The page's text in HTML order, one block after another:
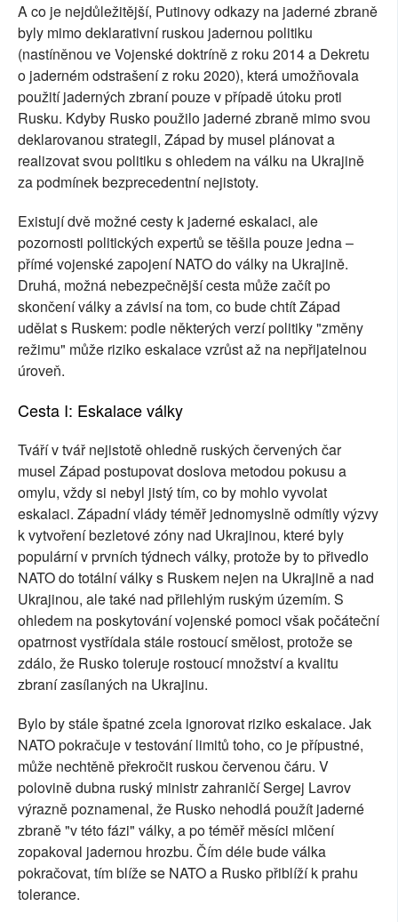
A co je nejdůležitější, Putinovy ​​odkazy na jaderné zbraně
byly mimo deklarativní ruskou jadernou politiku
(nastíněnou ve Vojenské doktríně z roku 2014 a Dekretu
o jaderném odstrašení z roku 2020), která umožňovala
použití jaderných zbraní pouze v případě útoku proti
Rusku. Kdyby Rusko použilo jaderné zbraně mimo svou
deklarovanou strategii, Západ by musel plánovat a
realizovat svou politiku s ohledem na válku na Ukrajině
za podmínek bezprecedentní nejistoty.
Existují dvě možné cesty k jaderné eskalaci, ale
pozornosti politických expertů se těšila pouze jedna –
přímé vojenské zapojení NATO do války na Ukrajině.
Druhá, možná nebezpečnější cesta může začít po
skončení války a závisí na tom, co bude chtít Západ
udělat s Ruskem: podle některých verzí politiky "změny
režimu" může riziko eskalace vzrůst až na nepřijatelnou
úroveň.
Cesta I: Eskalace války
Tváří v tvář nejistotě ohledně ruských červených čar
musel Západ postupovat doslova metodou pokusu a
omylu, vždy si nebyl jistý tím, co by mohlo vyvolat
eskalaci. Západní vlády téměř jednomyslně odmítly výzvy
k vytvoření bezletové zóny nad Ukrajinou, které byly
populární v prvních týdnech války, protože by to přivedlo
NATO do totální války s Ruskem nejen na Ukrajině a nad
Ukrajinou, ale také nad přilehlým ruským územím. S
ohledem na poskytování vojenské pomoci však počáteční
opatrnost vystřídala stále rostoucí smělost, protože se
zdálo, že Rusko toleruje rostoucí množství a kvalitu
zbraní zasílaných na Ukrajinu.
Bylo by stále špatné zcela ignorovat riziko eskalace. Jak
NATO pokračuje v testování limitů toho, co je přípustné,
může nechtěně překročit ruskou červenou čáru. V
polovině dubna ruský ministr zahraničí Sergej Lavrov
výrazně poznamenal, že Rusko nehodlá použít jaderné
zbraně "v této fázi" války, a po téměř měsíci mlčení
zopakoval jadernou hrozbu. Čím déle bude válka
pokračovat, tím blíže se NATO a Rusko přiblíží k prahu
tolerance.